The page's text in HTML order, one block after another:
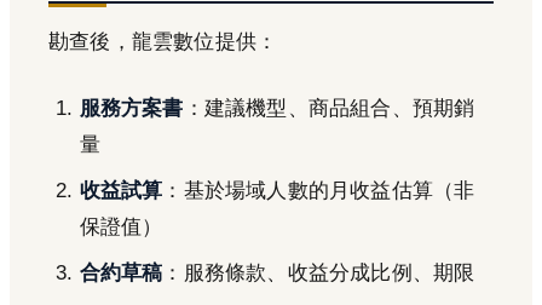
勘查後，龍雲數位提供：
服務方案書 ：建議機型、商品組合、預期銷
量
收益試算 ：基於場域人數的月收益估算（非
保證值）
合約草稿 ：服務條款、收益分成比例、期限